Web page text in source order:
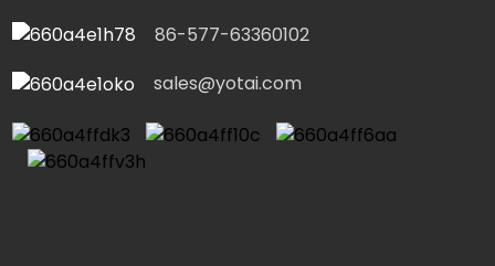
86-577-63360102
sales@yotai.com